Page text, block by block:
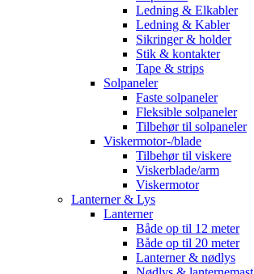
Ledning & Elkabler
Ledning & Kabler
Sikringer & holder
Stik & kontakter
Tape & strips
Solpaneler
Faste solpaneler
Fleksible solpaneler
Tilbehør til solpaneler
Viskermotor-/blade
Tilbehør til viskere
Viskerblade/arm
Viskermotor
Lanterner & Lys
Lanterner
Både op til 12 meter
Både op til 20 meter
Lanterner & nødlys